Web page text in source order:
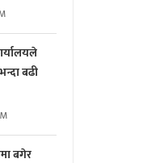
बढी
बगेर